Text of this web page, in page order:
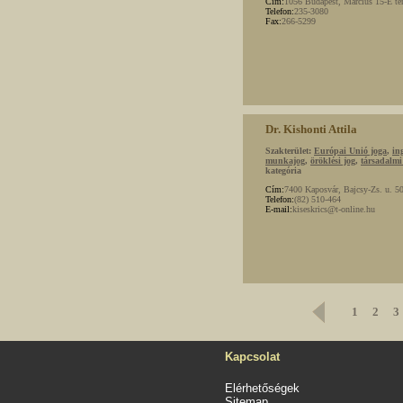
Telefon:235-3080
Fax:266-5299
Dr. Kishonti Attila
Szakterület: Európai Unió joga,
munkajog, öröklési jog, társadalmi
kategória
Cím:7400 Kaposvár, Bajcsy-Zs. u.
Telefon:(82) 510-464
E-mail:kiseskrics@t-online.hu
1 2 3
Kapcsolat
Elérhetőségek